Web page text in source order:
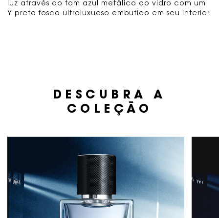
luz através do tom azul metálico do vidro com um
Y preto fosco ultraluxuoso embutido em seu interior.
DESCUBRA A
COLEÇÃO